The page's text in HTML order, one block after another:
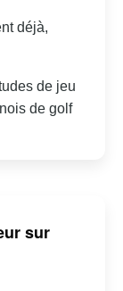
déjà,
de jeu
de golf
sur